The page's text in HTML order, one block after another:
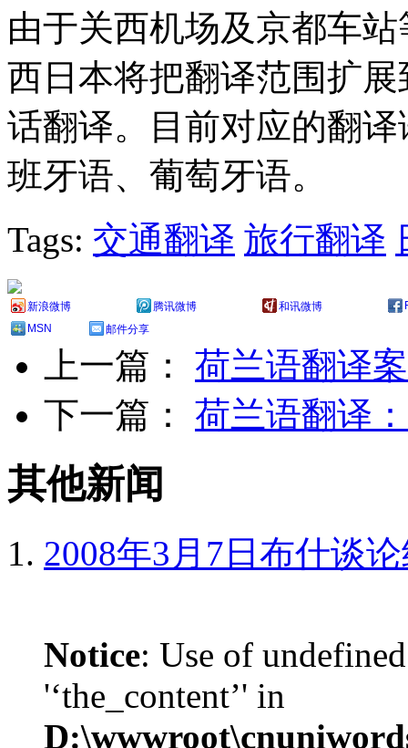
由于关西机场及京都车
西日本将把翻译范围扩
话翻译。目前对应的翻
班牙语、葡萄牙语。
Tags: 交通翻译 旅行翻译
新浪微博 腾讯微博 和讯微博
MSN
邮件分享
上一篇： 荷兰语翻译
下一篇： 荷兰语翻译
其他新闻
2008年3月7日布什谈
Notice: Use of
'‘the_content’' in